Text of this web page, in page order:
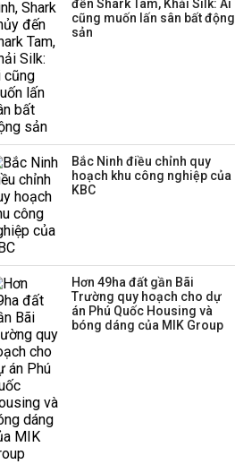
đến Shark Tam, Khải Silk: Ai
cũng muốn lấn sân bất động
sản
Bắc Ninh điều chỉnh quy
hoạch khu công nghiệp của
KBC
Hơn 49ha đất gần Bãi
Trường quy hoạch cho dự
án Phú Quốc Housing và
bóng dáng của MIK Group